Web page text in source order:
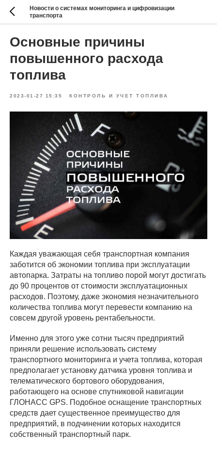
Новости о системах мониторинга и цифровизации
транспорта
Основные причины
повышенного расхода
топлива
2023-01-27 15:35 КОНТРОЛЬ И УЧЕТ ТОПЛИВА
Каждая уважающая себя транспортная компания
заботится об экономии топлива при эксплуатации
автопарка. Затраты на топливо порой могут достигать
до 90 процентов от стоимости эксплуатационных
расходов. Поэтому, даже экономия незначительного
количества топлива могут перевести компанию на
совсем другой уровень рентабельности.
Именно для этого уже сотни тысяч предприятий
приняли решение использовать систему
транспортного мониторинга и учета топлива, которая
предполагает установку датчика уровня топлива и
телематического бортового оборудования,
работающего на основе спутниковой навигации
ГЛОНАСС GPS. Подобное оснащение транспортных
средств дает существенное преимущество для
предприятий, в подчинении которых находится
собственный транспортный парк.